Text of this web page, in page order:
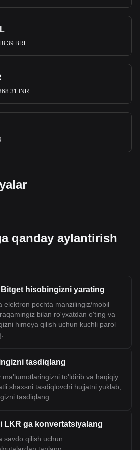
muhim rol o'ynaydi.
ma'lumotlari shuni
Bitcoin valyuta juftligi bu
uchun valyuta kodi BTC.
ga qanchaga almashtirish
hozir bizning kripto
BRL
INR
qanday aylantirish
Bitget hisobingizni yarating
elektron pochta manzilingiz/mobil
bilan ro'yxatdan o'ting va
himoya qilish uchun kuchli parol
tasdiqlang
ma'lumotlaringizni to'ldirib va haqiqiy
shaxsni tasdiqlovchi hujjatni yuklab,
tasdiqlang.
LKR ga konvertatsiyalang
savdo qilish uchun